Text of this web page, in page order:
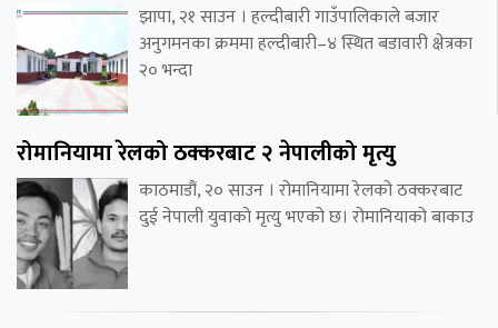
झापा, २१ साउन । हल्दीबारी गाउँपालिकाले बजार
अनुगमनका क्रममा हल्दीबारी–४ स्थित बडावारी क्षेत्रका
२० भन्दा
रोमानियामा रेलको ठक्करबाट २ नेपालीको मृत्यु
काठमाडौं, २० साउन । रोमानियामा रेलको ठक्करबाट
दुई नेपाली युवाको मृत्यु भएको छ। रोमानियाको बाकाउ